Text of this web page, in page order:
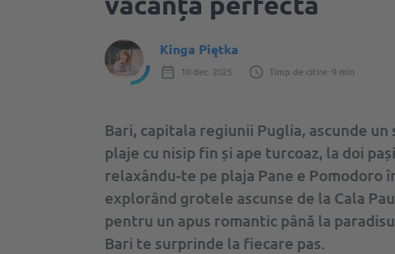
Kinga Piętka
10 dec. 2025 Timp de citire: 9 min
Bari, capitala regiunii Puglia, ascunde
plaje cu nisip fin și ape turcoaz, la doi
relaxându-te pe plaja Pane e Pomodoro
explorând grotele ascunse de la Cala
pentru un apus romantic până la
Bari te surprinde la fiecare pas.